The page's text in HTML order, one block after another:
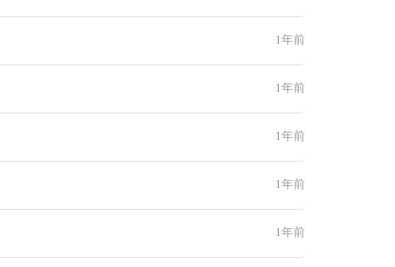
1年前
1年前
1年前
1年前
1年前